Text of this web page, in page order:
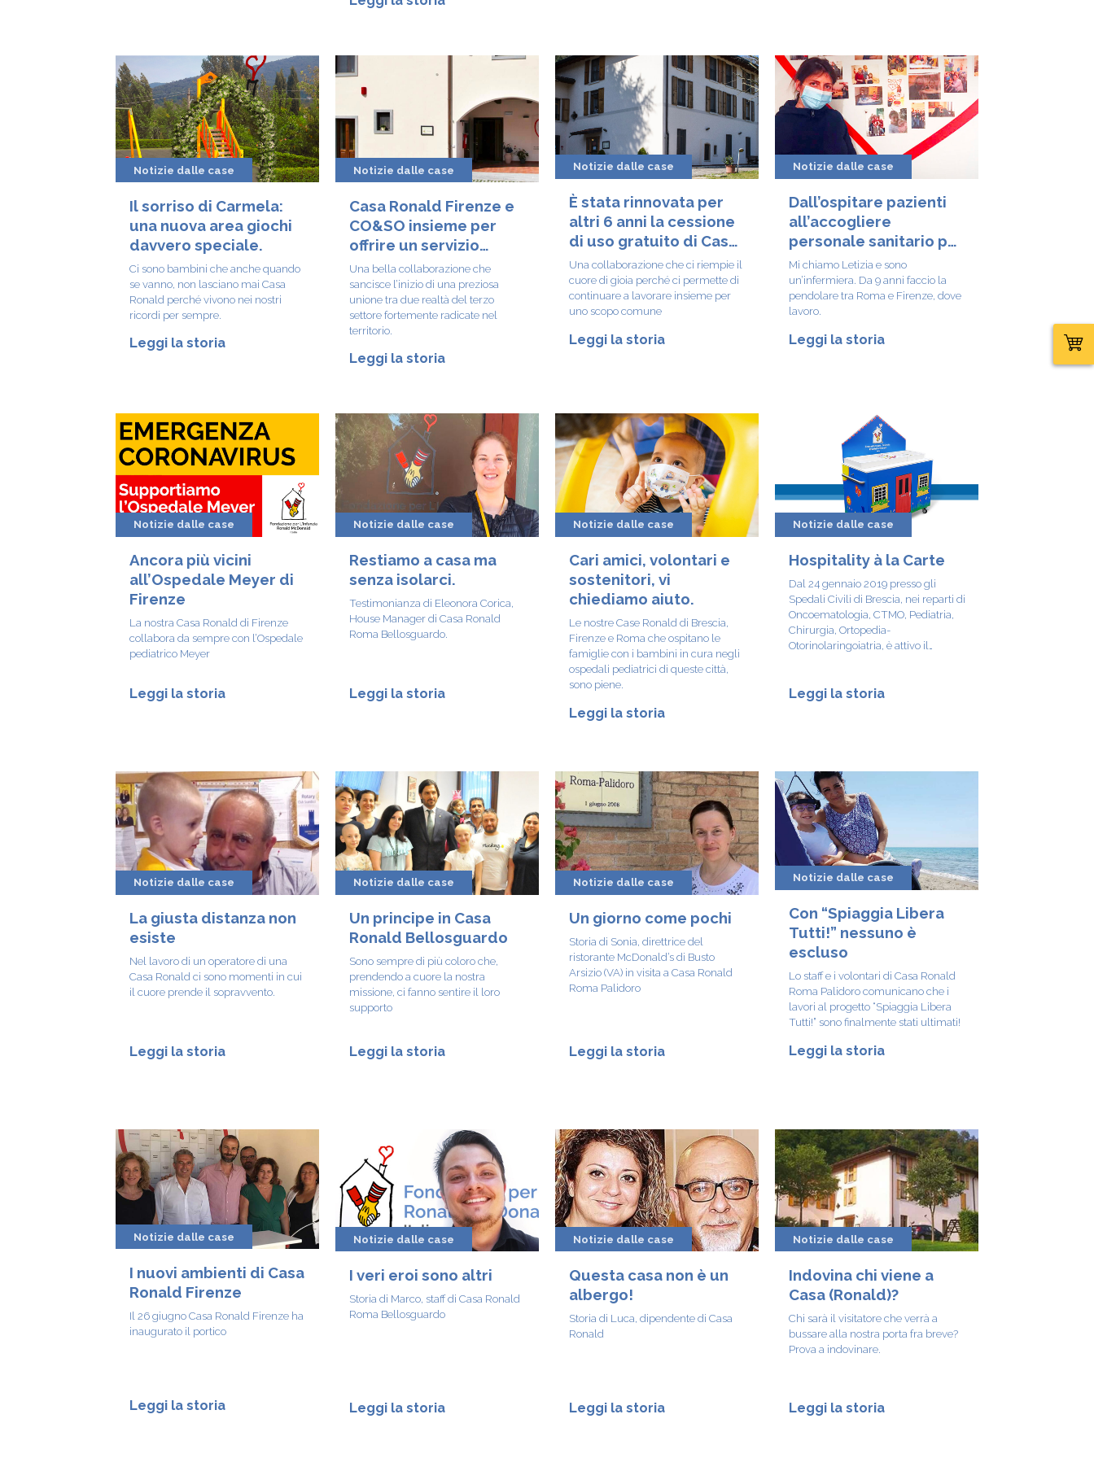
Notizie dalle case
Il sorriso di Carmela:
una nuova area giochi
davvero speciale.
Ci sono bambini che anche quando
se vanno, non lasciano mai Casa
Ronald perché vivono nei nostri
ricordi per sempre.
Leggi la storia
Notizie dalle case
Casa Ronald Firenze e
CO&SO insieme per
offrire un servizio
migliore alle famiglie
ospiti
Una bella collaborazione che
sancisce l’inizio di una preziosa
unione tra due realtà del terzo
settore fortemente radicate nel
territorio.
Leggi la storia
Notizie dalle case
È stata rinnovata per
altri 6 anni la cessione
di uso gratuito di Casa
Ronald Brescia
Una collaborazione che ci riempie il
cuore di gioia perché ci permette di
continuare a lavorare insieme per
uno scopo comune
Leggi la storia
Notizie dalle case
Dall’ospitare pazienti
all’accogliere
personale sanitario per
fronteggiare
l’emergenza COVID-19
Mi chiamo Letizia e sono
un’infermiera. Da 9 anni faccio la
pendolare tra Roma e Firenze, dove
lavoro.
Leggi la storia
Notizie dalle case
Ancora più vicini
all’Ospedale Meyer di
Firenze
La nostra Casa Ronald di Firenze
collabora da sempre con l’Ospedale
pediatrico Meyer
Leggi la storia
Notizie dalle case
Restiamo a casa ma
senza isolarci.
Testimonianza di Eleonora Corica,
House Manager di Casa Ronald
Roma Bellosguardo.
Leggi la storia
Notizie dalle case
Cari amici, volontari e
sostenitori, vi
chiediamo aiuto.
Le nostre Case Ronald di Brescia,
Firenze e Roma che ospitano le
famiglie con i bambini in cura negli
ospedali pediatrici di queste città,
sono piene.
Leggi la storia
Notizie dalle case
Hospitality à la Carte
Dal 24 gennaio 2019 presso gli
Spedali Civili di Brescia, nei reparti di
Oncoematologia, CTMO, Pediatria,
Chirurgia, Ortopedia-
Otorinolaringoiatria, è attivo il
Leggi la storia
Notizie dalle case
La giusta distanza non
esiste
Nel lavoro di un operatore di una
Casa Ronald ci sono momenti in cui
il cuore prende il sopravvento.
Leggi la storia
Notizie dalle case
Un principe in Casa
Ronald Bellosguardo
Sono sempre di più coloro che,
prendendo a cuore la nostra
missione, ci fanno sentire il loro
supporto
Leggi la storia
Notizie dalle case
Un giorno come pochi
Storia di Sonia, direttrice del
ristorante McDonald’s di Busto
Arsizio (VA) in visita a Casa Ronald
Roma Palidoro
Leggi la storia
Notizie dalle case
Con “Spiaggia Libera
Tutti!” nessuno è
escluso
Lo staff e i volontari di Casa Ronald
Roma Palidoro comunicano che i
lavori al progetto “Spiaggia Libera
Tutti!” sono finalmente stati ultimati!
Leggi la storia
Notizie dalle case
I nuovi ambienti di Casa
Ronald Firenze
Il 26 giugno Casa Ronald Firenze ha
inaugurato il portico
Leggi la storia
Notizie dalle case
I veri eroi sono altri
Storia di Marco, staff di Casa Ronald
Roma Bellosguardo
Leggi la storia
Notizie dalle case
Questa casa non è un
albergo!
Storia di Luca, dipendente di Casa
Ronald
Leggi la storia
Notizie dalle case
Indovina chi viene a
Casa (Ronald)?
Chi sarà il visitatore che verrà a
bussare alla nostra porta fra breve?
Prova a indovinare.
Leggi la storia